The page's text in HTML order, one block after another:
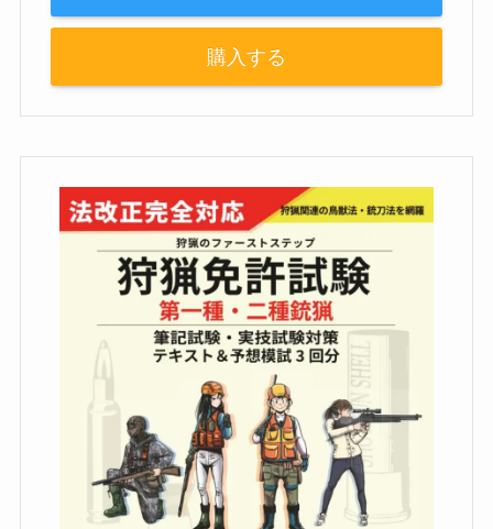
購入する